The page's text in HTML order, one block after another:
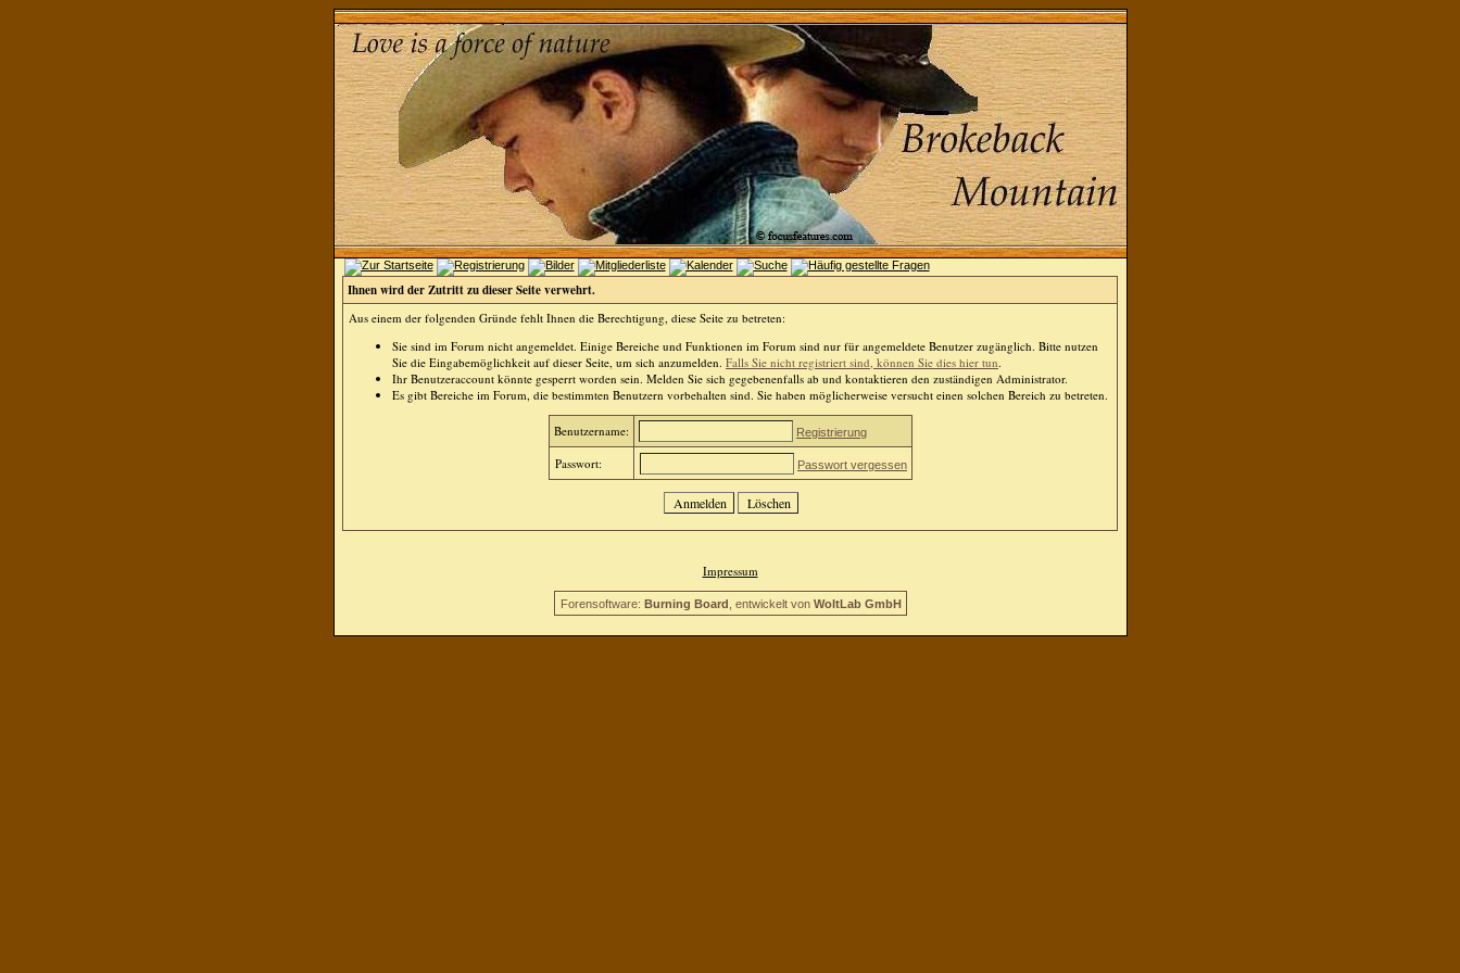
Ihnen wird der Zutritt zu dieser Seite verwehrt.
Aus einem der folgenden Gründe fehlt Ihnen die Berechtigung, diese Seite zu betreten:
Sie sind im Forum nicht angemeldet. Einige Bereiche und Funktionen im Forum sind nur für angemeldete Benutzer zugänglich. Bitte nutzen
Sie die Eingabemöglichkeit auf dieser Seite, um sich anzumelden. Falls Sie nicht registriert sind, können Sie dies hier tun.
Ihr Benutzeraccount könnte gesperrt worden sein. Melden Sie sich gegebenenfalls ab und kontaktieren den zuständigen Administrator.
Es gibt Bereiche im Forum, die bestimmten Benutzern vorbehalten sind. Sie haben möglicherweise versucht einen solchen Bereich zu betreten.
Benutzername: Registrierung
Passwort: Passwort vergessen
Impressum
Forensoftware: Burning Board , entwickelt von WoltLab GmbH